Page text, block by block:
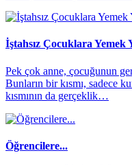
İştahsız Çocuklara
​Pek çok anne, çocuğunun
Bunların bir kısmı, sadece
kısmının da gerçeklik…
Öğrencilere...